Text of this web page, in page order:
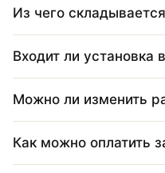
Из чего
Входит ли установка
Можно ли изменить
Как можно оплатить